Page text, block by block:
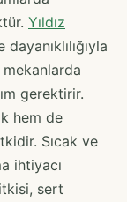
Yıldız
gerektirir.
hem de
Sıcak ve
ihtiyacı
sert